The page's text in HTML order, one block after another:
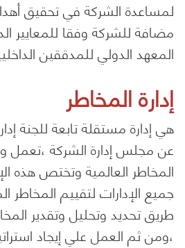
لمساعدة الشركة في تحقيق
مضافة للشركة وفقا للمعايير
المعهد الدولي للمدققين
إدارة المخاطر
هي إدارة مستقلة تابعة للجنة
عن مجلس إدارة الشركة ،تعمل
المخاطر العالمية وتختص هذه
جميع الإدارات لتقييم المخاطر
طريق تحديد وتحليل وتقدير
،ومن ثم العمل علي إيجاد